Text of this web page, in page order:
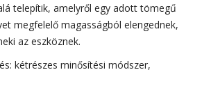
telepítik, amelyről egy adott tömegű
megfelelő magasságból elengednek,
az eszköznek.
kétrészes minősítési módszer,